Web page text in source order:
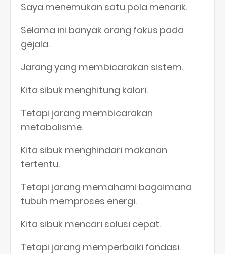
Saya menemukan satu pola menarik.
Selama ini banyak orang fokus pada
gejala.
Jarang yang membicarakan sistem.
Kita sibuk menghitung kalori.
Tetapi jarang membicarakan
metabolisme.
Kita sibuk menghindari makanan
tertentu.
Tetapi jarang memahami bagaimana
tubuh memproses energi.
Kita sibuk mencari solusi cepat.
Tetapi jarang memperbaiki fondasi.